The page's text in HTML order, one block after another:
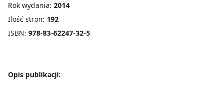
Rok wydania: 2014
Ilość stron: 192
ISBN: 978-83-62247-32-5
Opis publikacji: